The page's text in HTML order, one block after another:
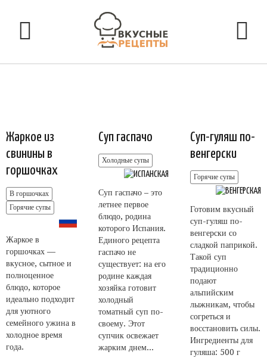
Жаркое из
свинины в
горшочках
В горшочках
Горячие супы
Жаркое в
горшочках —
вкусное, сытное и
полноценное
блюдо, которое
идеально подходит
для уютного
семейного ужина в
холодное время
года.
Суп гаспачо
Холодные супы
Суп гаспачо – это
летнее первое
блюдо, родина
которого Испания.
Единого рецепта
гаспачо не
существует: на его
родине каждая
хозяйка готовит
холодный
томатный суп по-
своему. Этот
супчик освежает
жарким днем...
Суп-гуляш по-
венгерски
Горячие супы
Готовим вкусный
суп-гуляш по-
венгерски со
сладкой паприкой.
Такой суп
традиционно
подают
альпийским
лыжникам, чтобы
согреться и
восстановить силы.
Ингредиенты для
гуляша: 500 г